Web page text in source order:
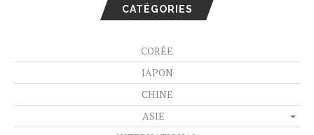
CATÉGORIES
CORÉE
JAPON
CHINE
ASIE